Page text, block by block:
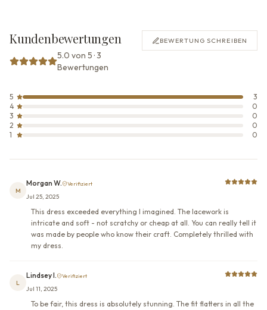
Kundenbewertungen
5.0 von 5 · 3
Bewertungen
BEWERTUNG SCHREIBEN
5
3
4
0
3
0
2
0
1
0
M
Morgan W. Verifiziert
Jul 25, 2025
This dress exceeded everything I imagined. The lacework is
intricate and soft - not scratchy or cheap at all. You can really tell it
was made by people who know their craft. Completely thrilled with
my dress.
L
Lindsey I. Verifiziert
Jul 11, 2025
To be fair, this dress is absolutely stunning. The fit flatters in all the